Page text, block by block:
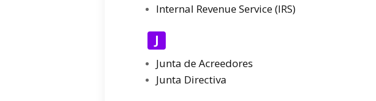
Internal Revenue Service (IRS)
J
Junta de Acreedores
Junta Directiva